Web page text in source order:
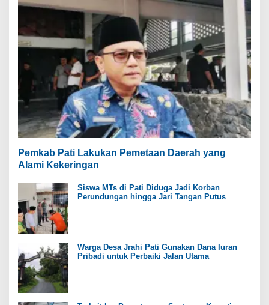
Pemkab Pati Lakukan Pemetaan Daerah yang
Alami Kekeringan
Siswa MTs di Pati Diduga Jadi Korban
Perundungan hingga Jari Tangan Putus
Warga Desa Jrahi Pati Gunakan Dana Iuran
Pribadi untuk Perbaiki Jalan Utama